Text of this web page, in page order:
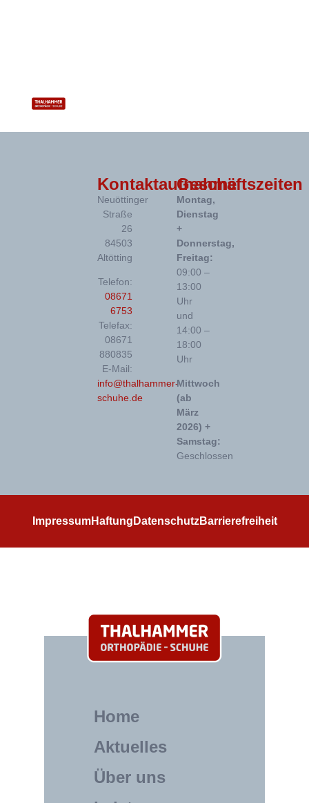
Kontaktaufnahme
Neuöttinger
Straße
26
84503
Altötting
Telefon:
08671
6753
Telefax:
08671
880835
E-Mail:
info@thalhammer-
schuhe.de
Geschäftszeiten
Montag,
Dienstag
+
Donnerstag,
Freitag:
09:00 –
13:00
Uhr
und
14:00 –
18:00
Uhr
Mittwoch
(ab
März
2026) +
Samstag:
Geschlossen
ImpressumHaftung DatenschutzBarrierefreiheit
Home
Aktuelles
Über uns